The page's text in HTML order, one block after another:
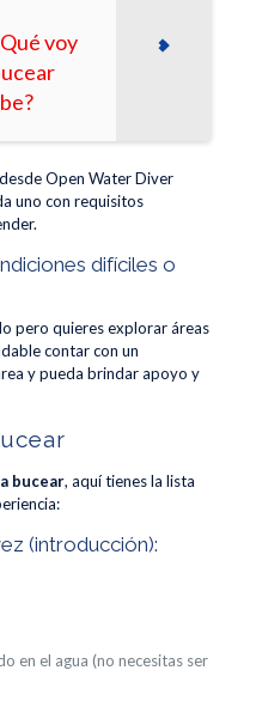
voy
Open Water Diver
uno con requisitos
difíciles o
pero quieres explorar áreas
contar con un
y pueda brindar apoyo y
bucear, aquí tienes la lista
(introducción):
en el agua (no necesitas ser